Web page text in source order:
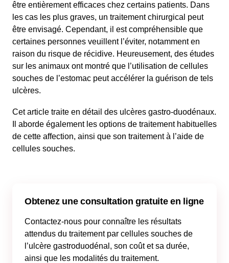
être entièrement efficaces chez certains patients. Dans
les cas les plus graves, un traitement chirurgical peut
être envisagé. Cependant, il est compréhensible que
certaines personnes veuillent l’éviter, notamment en
raison du risque de récidive. Heureusement, des études
sur les animaux ont montré que l’utilisation de cellules
souches de l’estomac peut accélérer la guérison de tels
ulcères.
Cet article traite en détail des ulcères gastro-duodénaux.
Il aborde également les options de traitement habituelles
de cette affection, ainsi que son traitement à l’aide de
cellules souches.
Obtenez une consultation gratuite en ligne
Contactez-nous pour connaître les résultats
attendus du traitement par cellules souches de
l’ulcère gastroduodénal, son coût et sa durée,
ainsi que les modalités du traitement.